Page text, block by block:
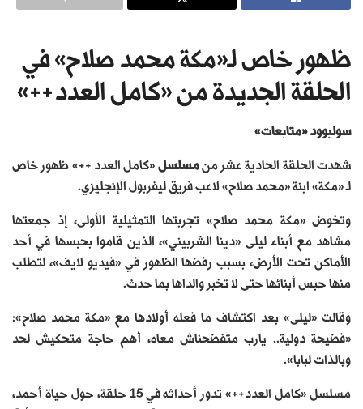
ظهور خاص لـ«مكة محمد صلاح» في
الحلقة الجديدة من «كامل العدد++‏»
سوليوود «متابعات»
شهدت الحلقة الحادية عشر منمسلسل «كامل العدد ++» ظهور خاص
لـ «مكة» ابنة «محمد صلاح» لاعب فريق ليفربول الإنجليزي.
وتخوض «مكة محمد صلاح» تجربتها التمثيلية الأولى، إذ جمعتها
مشاهد مع أبناء ليلى «دينا الشربيني»، الذين قاموا بحبسها في أحد
الأماكن تحت الأرض، بسبب رفضها الظهور في «فيديو لايف»، لتطلب
منها حبس أبنائها حتى لا تخبر والداها بما حدث.
وقالت «ليلى» بعد اكتشاف ما فعله أولادها مع «مكة محمد صلاح»:
«فضيحة دولية.. يارب متفضحناش معاه، أهم حاجة متحكيش لحد
وبالذات لبابا».
مسلسل «كامل العدد++‏» تدور أحداثه في 15 حلقة، حول حياة أحمد،